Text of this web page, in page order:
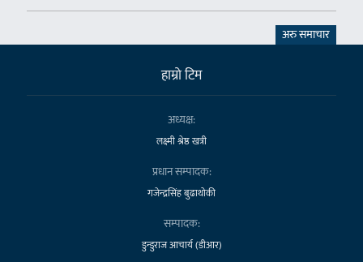
अरु समाचार
हाम्राे टिम
अध्यक्ष:
लक्ष्मी श्रेष्ठ खत्री
प्रधान सम्पादक:
गजेन्द्रसिंह बुढाथोकी
सम्पादक:
डुन्डुराज आचार्य (डीआर)